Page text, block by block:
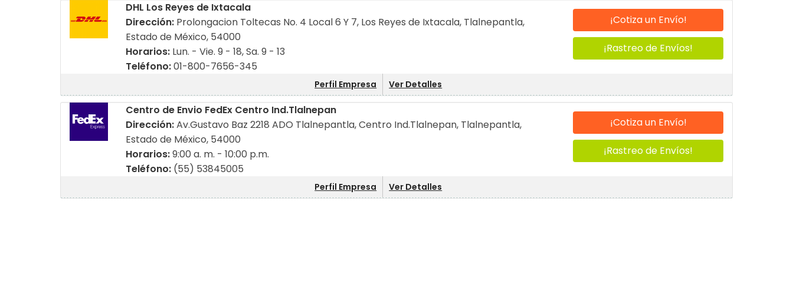
DHL Los Reyes de Ixtacala
Dirección: Prolongacion Toltecas No. 4 Local 6 Y 7, Los Reyes de Ixtacala, Tlalnepantla,
Estado de México, 54000
Horarios: Lun. - Vie. 9 - 18, Sa. 9 - 13
Teléfono:01-800-7656-345
¡Cotiza un Envío!
¡Rastreo de Envíos!
Perfil Empresa Ver Detalles
Centro de Envio FedEx Centro Ind.Tlalnepan
Dirección:Av.Gustavo Baz 2218 ADO Tlalnepantla, Centro Ind.Tlalnepan, Tlalnepantla,
Estado de México, 54000
Horarios:9:00 a. m. - 10:00 p.m.
Teléfono: (55) 53845005
¡Cotiza un Envío!
¡Rastreo de Envíos!
Perfil Empresa Ver Detalles